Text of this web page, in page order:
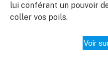
lui conférant un pouvoir
coller vos poils.
Voir